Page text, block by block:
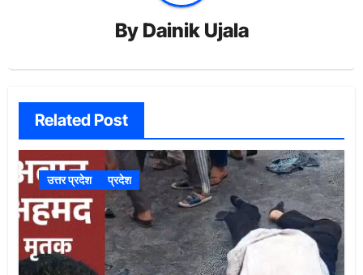
By Dainik Ujala
Related Post
उत्तर प्रदेश प्रदेश